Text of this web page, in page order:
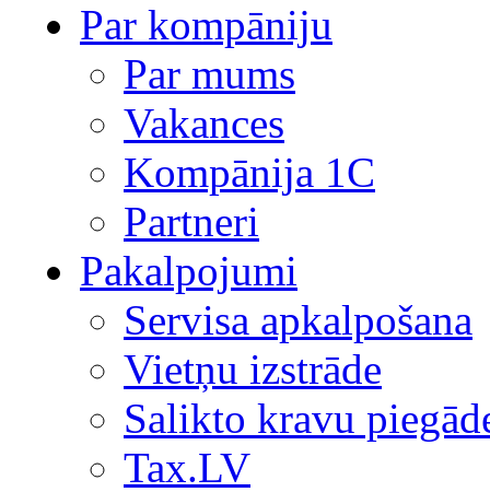
Par kompāniju
Par mums
Vakances
Kompānija 1С
Partneri
Pakalpojumi
Servisa apkalpošana
Vietņu izstrāde
Salikto kravu
Tax.LV